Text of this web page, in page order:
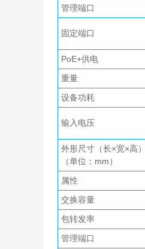
管理端口
固定端口
PoE+供电
重量
设备功耗
输入电压
外形尺寸（长×宽×高）
（单位：mm）
属性
交换容量
包转发率
管理端口